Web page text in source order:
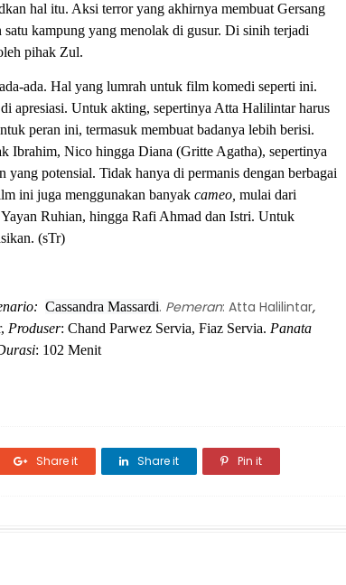
hal itu. Aksi terror yang akhirnya membuat Gersang
kampung yang menolak di gusur. Di sinih terjadi
pihak Zul.
ada. Hal yang lumrah untuk film komedi seperti ini.
apresiasi. Untuk akting, sepertinya Atta Halilintar harus
peran ini, termasuk membuat badanya lebih berisi.
Ibrahim, Nico hingga Diana (Gritte Agatha), sepertinya
yang potensial. Tidak hanya di permanis dengan berbagai
ini juga menggunakan banyak cameo, mulai dari
Ruhian, hingga Rafi Ahmad dan Istri. Untuk
(sTr)
Cassandra Massardi. Pemeran: Atta Halilintar,
Produser: Chand Parwez Servia, Fiaz Servia. Panata
: 102 Menit
Share it Share it Pin it